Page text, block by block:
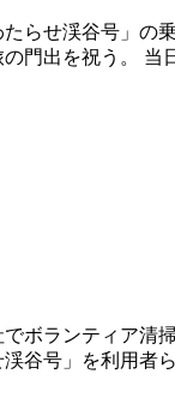
らせ渓谷号」の
門出を祝う。 当
ボランティア
谷号」を利用者